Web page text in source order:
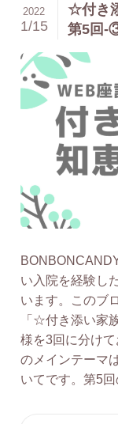
☆付き
第5回-
2022
1/15
い入院を経験し
います。このブ
「☆付き添い家
様を3回に分け
のメインテーマ
いてです。第5